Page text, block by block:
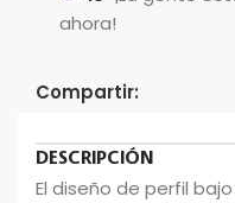
ahora!
Compartir:
DESCRIPCIÓN
El diseño de perfil